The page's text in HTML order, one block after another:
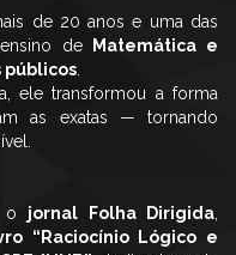
de 20 anos e uma das
de
Matemática e
públicos
ele transformou a forma
as exatas — tornando
o jornal Folha Dirigida
“Raciocínio Lógico e